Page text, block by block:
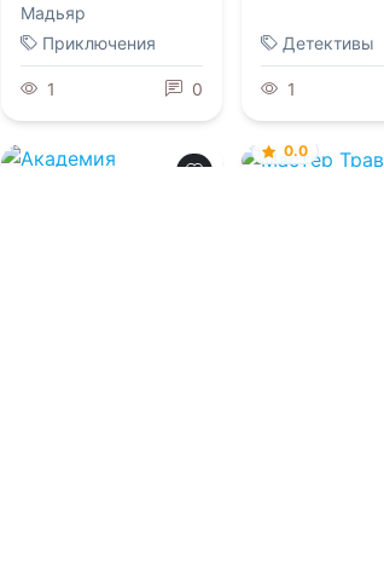
Мадьяр
Приключения
1 0
Детективы
1
0.0